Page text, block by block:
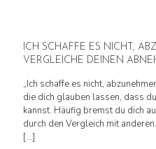
ICH SCHAFFE ES NICHT,
VERGLEICHE DEINEN
„Ich schaffe es nicht,
die dich glauben lassen, dass
kannst. Häufig bremst du dich
durch den Vergleich mit
[…]